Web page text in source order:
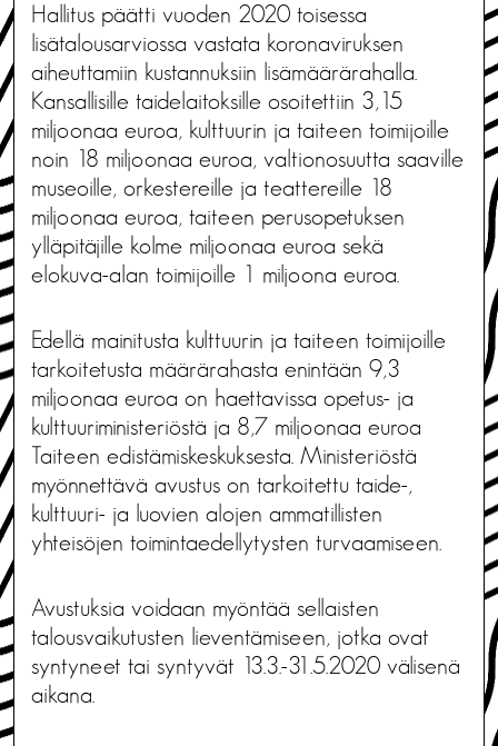
Hallitus päätti vuoden 2020 toisessa
lisätalousarviossa vastata koronaviruksen
aiheuttamiin kustannuksiin lisämäärärahalla.
Kansallisille taidelaitoksille osoitettiin 3,15
miljoonaa euroa, kulttuurin ja taiteen toimijoille
noin 18 miljoonaa euroa, valtionosuutta saaville
museoille, orkestereille ja teattereille 18
miljoonaa euroa, taiteen perusopetuksen
ylläpitäjille kolme miljoonaa euroa sekä
elokuva-alan toimijoille 1 miljoona euroa.
Edellä mainitusta kulttuurin ja taiteen toimijoille
tarkoitetusta määrärahasta enintään 9,3
miljoonaa euroa on haettavissa opetus- ja
kulttuuriministeriöstä ja 8,7 miljoonaa euroa
Taiteen edistämiskeskuksesta. Ministeriöstä
myönnettävä avustus on tarkoitettu taide-,
kulttuuri- ja luovien alojen ammatillisten
yhteisöjen toimintaedellytysten turvaamiseen.
Avustuksia voidaan myöntää sellaisten
talousvaikutusten lieventämiseen, jotka ovat
syntyneet tai syntyvät 13.3.-31.5.2020 välisenä
aikana.